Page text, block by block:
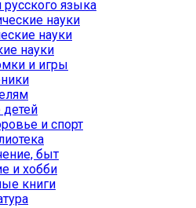
языка
науки
науки
науки
и игры
детей
и спорт
быт
и хобби
книги